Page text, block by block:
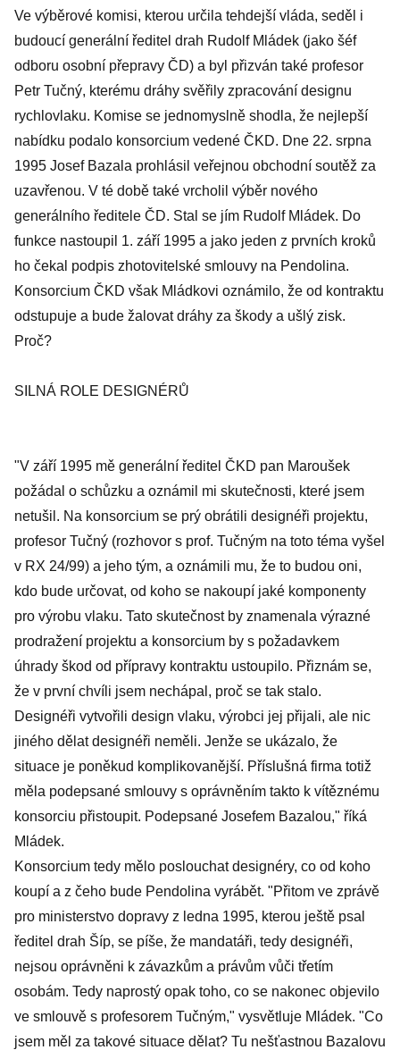
Ve výběrové komisi, kterou určila tehdejší vláda, seděl i
budoucí generální ředitel drah Rudolf Mládek (jako šéf
odboru osobní přepravy ČD) a byl přizván také profesor
Petr Tučný, kterému dráhy svěřily zpracování designu
rychlovlaku. Komise se jednomyslně shodla, že nejlepší
nabídku podalo konsorcium vedené ČKD. Dne 22. srpna
1995 Josef Bazala prohlásil veřejnou obchodní soutěž za
uzavřenou. V té době také vrcholil výběr nového
generálního ředitele ČD. Stal se jím Rudolf Mládek. Do
funkce nastoupil 1. září 1995 a jako jeden z prvních kroků
ho čekal podpis zhotovitelské smlouvy na Pendolina.
Konsorcium ČKD však Mládkovi oznámilo, že od kontraktu
odstupuje a bude žalovat dráhy za škody a ušlý zisk.
Proč?
SILNÁ ROLE DESIGNÉRŮ
"V září 1995 mě generální ředitel ČKD pan Maroušek
požádal o schůzku a oznámil mi skutečnosti, které jsem
netušil. Na konsorcium se prý obrátili designéři projektu,
profesor Tučný (rozhovor s prof. Tučným na toto téma vyšel
v RX 24/99) a jeho tým, a oznámili mu, že to budou oni,
kdo bude určovat, od koho se nakoupí jaké komponenty
pro výrobu vlaku. Tato skutečnost by znamenala výrazné
prodražení projektu a konsorcium by s požadavkem
úhrady škod od přípravy kontraktu ustoupilo. Přiznám se,
že v první chvíli jsem nechápal, proč se tak stalo.
Designéři vytvořili design vlaku, výrobci jej přijali, ale nic
jiného dělat designéři neměli. Jenže se ukázalo, že
situace je poněkud komplikovanější. Příslušná firma totiž
měla podepsané smlouvy s oprávněním takto k vítěznému
konsorciu přistoupit. Podepsané Josefem Bazalou," říká
Mládek.
Konsorcium tedy mělo poslouchat designéry, co od koho
koupí a z čeho bude Pendolina vyrábět. "Přitom ve zprávě
pro ministerstvo dopravy z ledna 1995, kterou ještě psal
ředitel drah Šíp, se píše, že mandatáři, tedy designéři,
nejsou oprávněni k závazkům a právům vůči třetím
osobám. Tedy naprostý opak toho, co se nakonec objevilo
ve smlouvě s profesorem Tučným," vysvětluje Mládek. "Co
jsem měl za takové situace dělat? Tu nešťastnou Bazalovu